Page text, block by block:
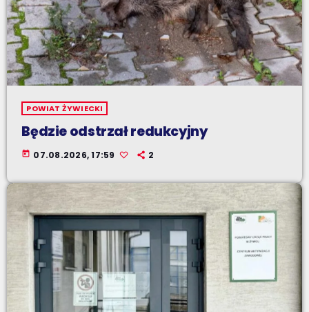
POWIAT ŻYWIECKI
Będzie odstrzał redukcyjny
today 07.08.2026, 17:59 2